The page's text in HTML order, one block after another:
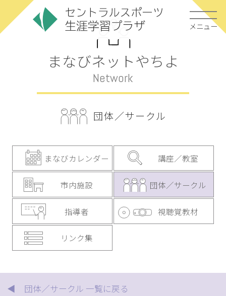
メニュー
まなびネットやちよ
Network
団体／サークル
まなびカレンダー 講座／教室
市内施設 団体／サークル
指導者 視聴覚教材
リンク集
◀ 団体／サークル 一覧に戻る